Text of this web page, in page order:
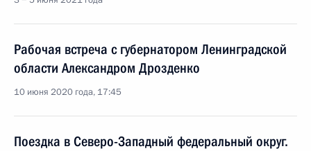
Рабочая встреча с губернатором Ленинградской
области Александром Дрозденко
10 июня 2020 года, 17:45
Поездка в Северо-Западный федеральный округ.